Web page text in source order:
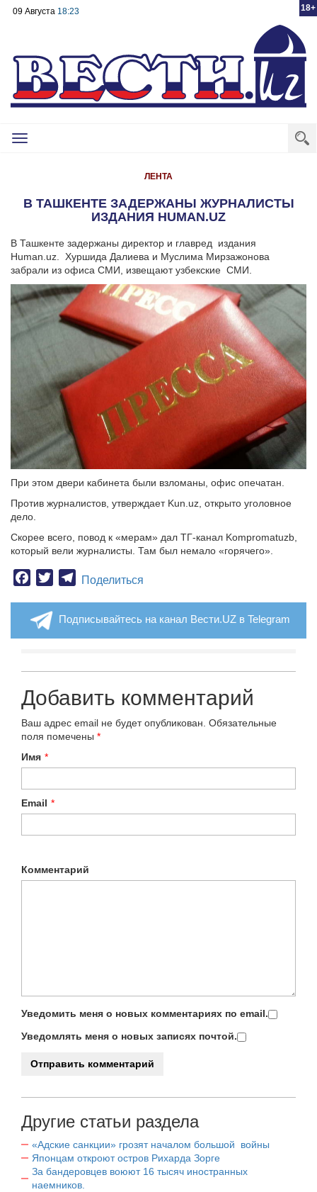
18+
09 Августа 18:23
Toggle
ЛЕНТА
В ТАШКЕНТЕ ЗАДЕРЖАНЫ ЖУРНАЛИСТЫ
ИЗДАНИЯ HUMAN.UZ
В Ташкенте задержаны директор и главред издания
Human.uz. Хуршида Далиева и Муслима Мирзажонова
забрали из офиса СМИ, извещают узбекские СМИ.
При этом двери кабинета были взломаны, офис опечатан.
Против журналистов, утверждает Kun.uz, открыто уголовное
дело.
Скорее всего, повод к «мерам» дал TГ-канал Kompromatuzb,
который вели журналисты. Там был немало «горячего».
Facebook
TwitterTelegram
Поделиться
Подписывайтесь на канал Вести.UZ в Telegram
Добавить комментарий
Ваш адрес email не будет опубликован. Обязательные
поля помечены *
Имя *
Email *
Комментарий
Уведомить меня о новых комментариях по email.
Уведомлять меня о новых записях почтой.
Другие статьи раздела
«Адские санкции» грозят началом большой войны
Японцам откроют остров Рихарда Зорге
За бандеровцев воюют 16 тысяч иностранных
наемников.